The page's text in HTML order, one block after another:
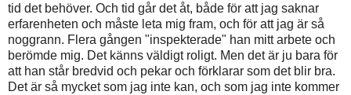
tid det behöver. Och tid går det åt, både för att jag saknar
erfarenheten och måste leta mig fram, och för att jag är så
noggrann. Flera gången "inspekterade" han mitt arbete och
berömde mig. Det känns väldigt roligt. Men det är ju bara för
att han står bredvid och pekar och förklarar som det blir bra.
Det är så mycket som jag inte kan, och som jag inte kommer